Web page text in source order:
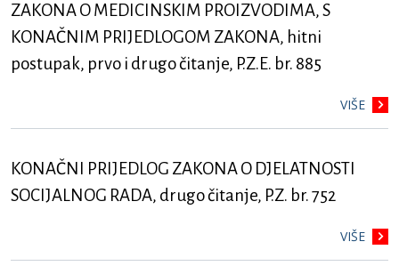
ZAKONA O MEDICINSKIM PROIZVODIMA, S
KONAČNIM PRIJEDLOGOM ZAKONA, hitni
postupak, prvo i drugo čitanje, P.Z.E. br. 885
VIŠE
KONAČNI PRIJEDLOG ZAKONA O DJELATNOSTI
SOCIJALNOG RADA, drugo čitanje, P.Z. br. 752
VIŠE